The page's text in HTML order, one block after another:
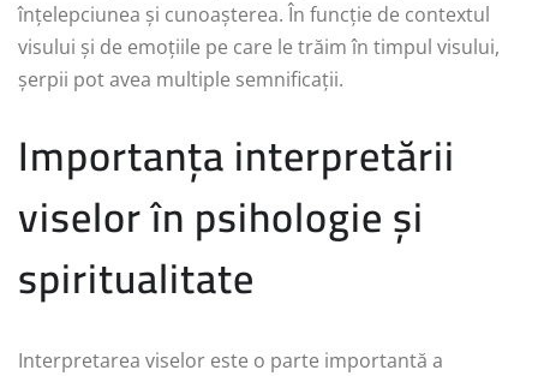
înțelepciunea și cunoașterea. În funcție de contextul
visului și de emoțiile pe care le trăim în timpul visului,
șerpii pot avea multiple semnificații.
Importanța interpretării
viselor în psihologie și
spiritualitate
Interpretarea viselor este o parte importantă a